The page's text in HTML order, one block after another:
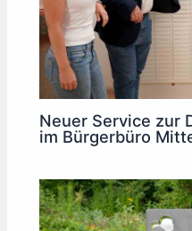
Neuer Service zur
im Bürgerbüro